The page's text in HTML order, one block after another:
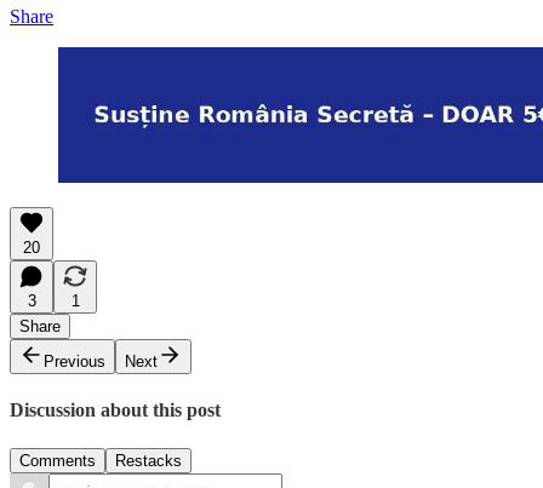
Share
20
3
1
Share
Previous
Next
Discussion about this post
Comments Restacks